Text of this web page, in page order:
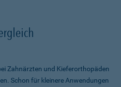
Zahnärzten und Kieferorthopäden
Schon für kleinere Anwendungen